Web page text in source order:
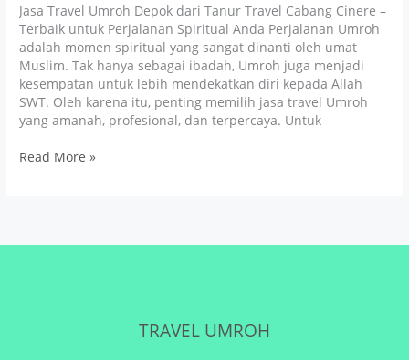
Jasa Travel Umroh Depok dari Tanur Travel Cabang Cinere –
Terbaik untuk Perjalanan Spiritual Anda Perjalanan Umroh
adalah momen spiritual yang sangat dinanti oleh umat
Muslim. Tak hanya sebagai ibadah, Umroh juga menjadi
kesempatan untuk lebih mendekatkan diri kepada Allah
SWT. Oleh karena itu, penting memilih jasa travel Umroh
yang amanah, profesional, dan terpercaya. Untuk
Read More »
TRAVEL UMROH